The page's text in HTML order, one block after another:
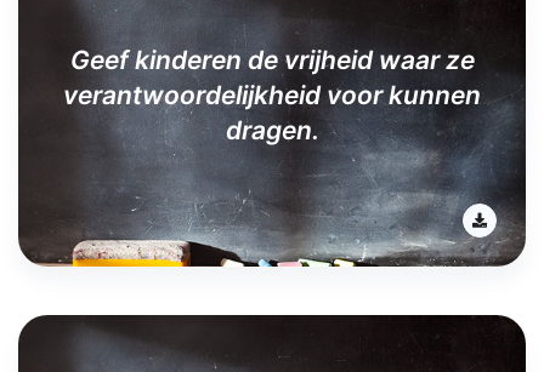
Geef kinderen de vrijheid waar ze
verantwoordelijkheid voor kunnen
dragen.